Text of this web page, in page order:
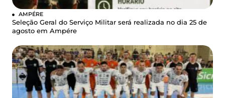
AMPÉRE
Seleção Geral do Serviço Militar será realizada no dia 25 de
agosto em Ampére